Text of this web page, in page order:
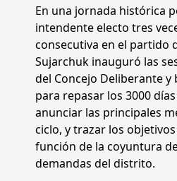
En una jornada histórica
intendente electo tres
consecutiva en el partido
Sujarchuk inauguró las
del Concejo Deliberante
para repasar los 3000
anunciar las principales
ciclo, y trazar los
función de la coyuntura
demandas del distrito.